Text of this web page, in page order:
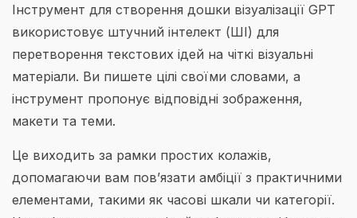
Інструмент для створення дошки візуалізації GPT
використовує штучний інтелект (ШІ) для
перетворення текстових ідей на чіткі візуальні
матеріали. Ви пишете цілі своїми словами, а
інструмент пропонує відповідні зображення,
макети та теми.
Це виходить за рамки простих колажів,
допомагаючи вам пов’язати амбіції з практичними
елементами, такими як часові шкали чи категорії.